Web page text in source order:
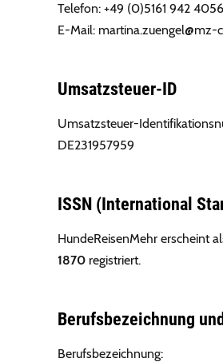
Telefon: +49 (0)5161 942 4056
E-Mail: @legneuz.anitram
Umsatzsteuer-ID
Umsatzsteuer-
DE231957959
ISSN (International
HundeReisenMehr erscheint
1870 registriert.
Berufsbezeichnung
Berufsbezeichnung: